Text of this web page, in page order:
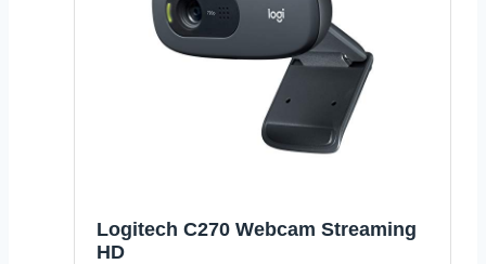
Logitech C270 Webcam Streaming
HD